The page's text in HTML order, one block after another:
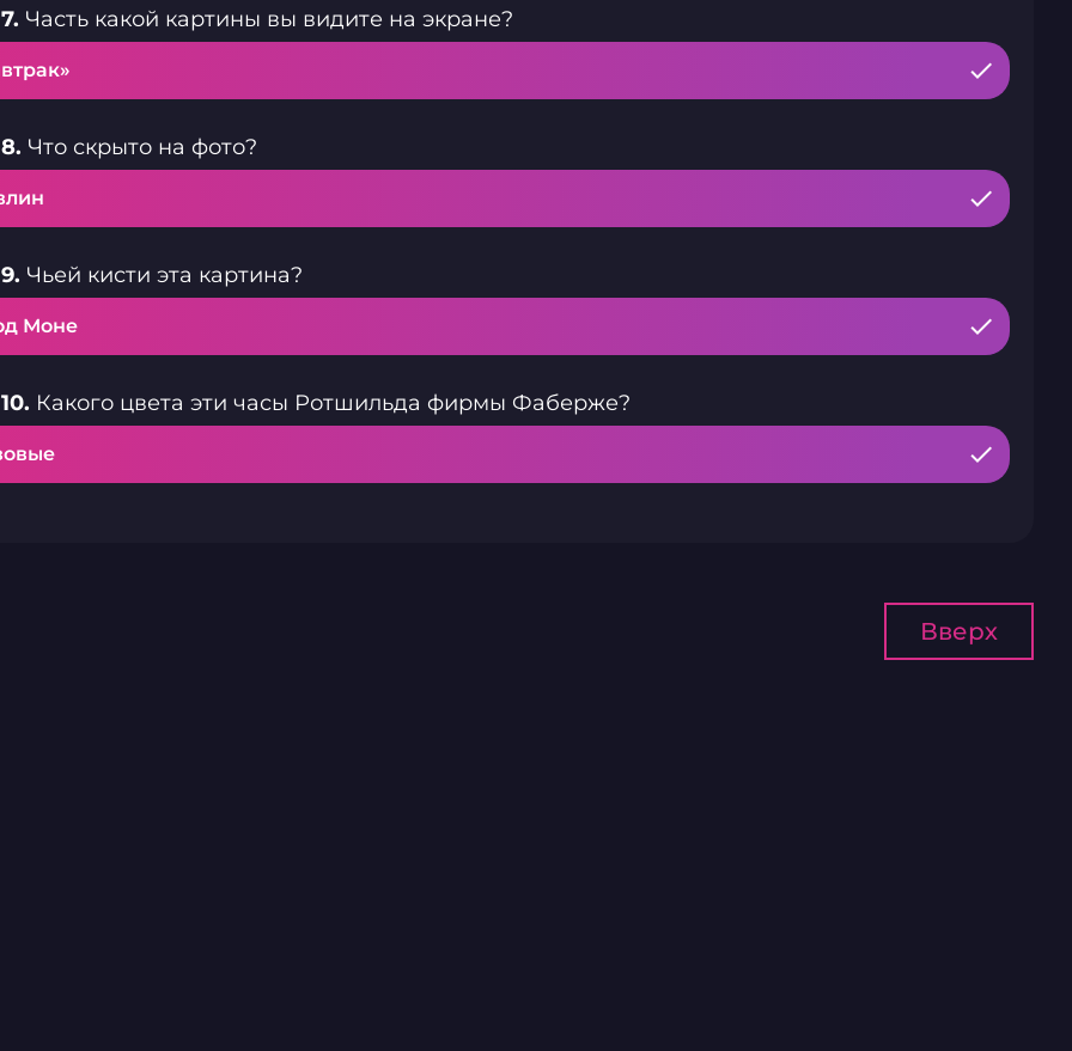
Часть какой картины вы видите на экране?
Что скрыто на фото?
Чьей кисти эта картина?
Моне
Какого цвета эти часы Ротшильда фирмы Фаберже?
Вверх